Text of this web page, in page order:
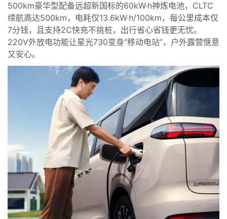
500km豪华型配备远超新国标的60kW·h神炼电池，CLTC
续航高达500km，电耗仅13.6kW·h/100km，每公里成本仅
7分钱，且支持2C快充不挑桩，出行省心省钱更无忧。
220V外放电功能让星光730变身“移动电站”，户外露营惬意
又安心。